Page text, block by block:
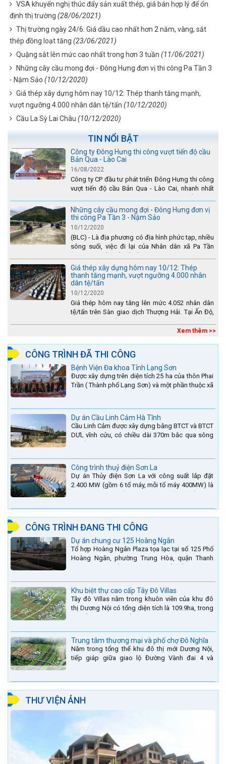
VSA khuyến nghị thúc đẩy sản xuất thép, giá bán hợp lý để ổn
định thị trường (28/06/2021)
Thị trường ngày 24/6: Giá dầu cao nhất hơn 2 năm, vàng, sắt
thép đồng loạt tăng (23/06/2021)
Quặng sắt lên mức cao nhất trong hơn 3 tuần (11/06/2021)
Những cây cầu mong đợi - Đông Hưng đơn vị thi công Pa Tần 3
- Nậm Sảo (10/12/2020)
Giá thép xây dựng hôm nay 10/12: Thép thanh tăng mạnh,
vượt ngưỡng 4.000 nhân dân tệ/tấn (10/12/2020)
Cầu La Sỳ Lai Châu (10/12/2020)
TIN NỔI BẬT
Công ty Đông Hưng thi công vượt tiến độ cầu
Bản Qua - Lào Cai
16/08/2022
Công ty CP đầu tư phát triển Đông Hưng thi công
vượt tiến độ cầu Bản Qua - Lào Cai, nhanh nhất
Lào Cai.
Những cây cầu mong đợi - Đông Hưng đơn vị
thi công Pa Tần 3 - Nậm Sảo
10/12/2020
(BLC) - Là địa phương có địa hình phức tạp, nhiều
sông suối, việc đi lại của Nhân dân xã Pa Tần
lũ....
Giá thép xây dựng hôm nay 10/12: Thép
thanh tăng mạnh, vượt ngưỡng 4.000 nhân
dân tệ/tấn
10/12/2020
Giá thép hôm nay tăng lên mức 4.052 nhân dân
tệ/tấn trên Sàn giao dịch Thượng Hải. Tại Ấn Độ,
Xem thêm >>
CÔNG TRÌNH ĐÃ THI CÔNG
Bệnh Viện Đa khoa Tỉnh Lạng Sơn
Được xây dựng trên diện tích 25 ha của thôn Phai
Trần ( Thành phố Lạng Sơn) và một phần thuộc xã
Dự án Cầu Linh Cảm Hà Tĩnh
Cầu Linh Cảm được xây dựng bằng BTCT và BTCT
DƯL vĩnh cửu, có chiều dài 370m bắc qua sông
Công trình thuỷ điện Sơn La
Dự án Thủy điện Sơn La với công suất lắp đặt
2.400 MW (gồm 6 tổ máy, mỗi tổ máy 400MW) là
CÔNG TRÌNH ĐANG THI CÔNG
Dự án chung cư 125 Hoàng Ngân
Tổ hợp Hoàng Ngân Plaza tọa lạc tại số 125 Phố
Hoàng Ngân, phường Trung Hòa, quận Thanh
Khu biệt thự cao cấp Tây Đô Villas
Tây đô Villas nằm trong khuôn viên của khu đô
thị Dương Nội có tổng diện tích là 109.9ha, trong
Trung tâm thương mại và phố chợ Đô Nghĩa
Nằm trong tổng thể khu đô thị mới Dương Nội,
tiếp giáp giữa giao lộ Đường Vành đai 4 và
THƯ VIỆN ẢNH